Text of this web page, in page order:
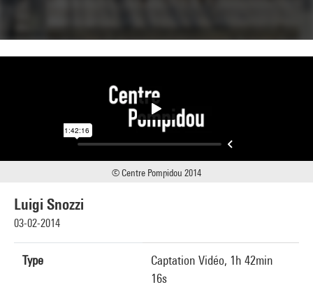
Luigi Snozzi
03-02-2014
Type
Captation Vidéo, 1h 42min
16s
© Centre Pompidou 2014